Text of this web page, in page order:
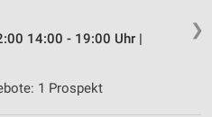
❯
14:00 - 19:00 Uhr |
1 Prospekt